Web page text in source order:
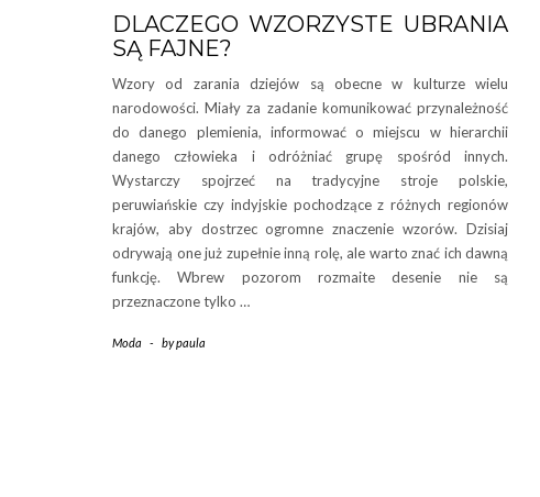
DLACZEGO WZORZYSTE UBRANIA
SĄ FAJNE?
Wzory od zarania dziejów są obecne w kulturze wielu
narodowości. Miały za zadanie komunikować przynależność
do danego plemienia, informować o miejscu w hierarchii
danego człowieka i odróżniać grupę spośród innych.
Wystarczy spojrzeć na tradycyjne stroje polskie,
peruwiańskie czy indyjskie pochodzące z różnych regionów
krajów, aby dostrzec ogromne znaczenie wzorów. Dzisiaj
odrywają one już zupełnie inną rolę, ale warto znać ich dawną
funkcję. Wbrew pozorom rozmaite desenie nie są
przeznaczone tylko …
Moda - bypaula